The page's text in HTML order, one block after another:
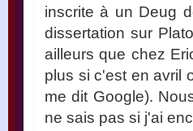
inscrite à un Deug
dissertation sur
ailleurs que chez
plus si c'est en avril
me dit Google).
ne sais pas si j'ai